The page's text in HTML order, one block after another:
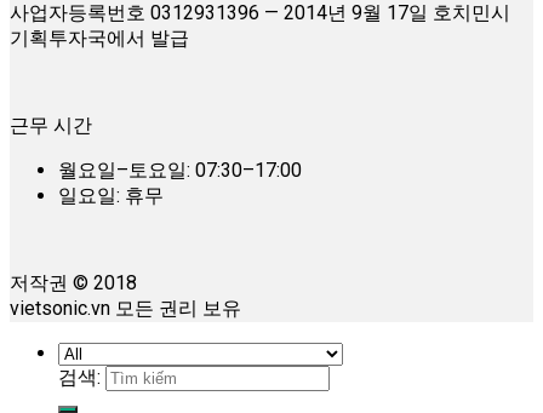
사업자등록번호 0312931396 — 2014년 9월 17일 호치민시
기획투자국에서 발급
근무 시간
월요일–토요일: 07:30–17:00
일요일: 휴무
저작권 © 2018
vietsonic.vn 모든 권리 보유
검색: